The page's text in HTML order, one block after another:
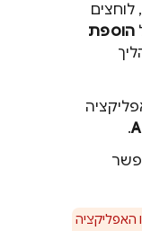
הוספת
.
האפליקציה